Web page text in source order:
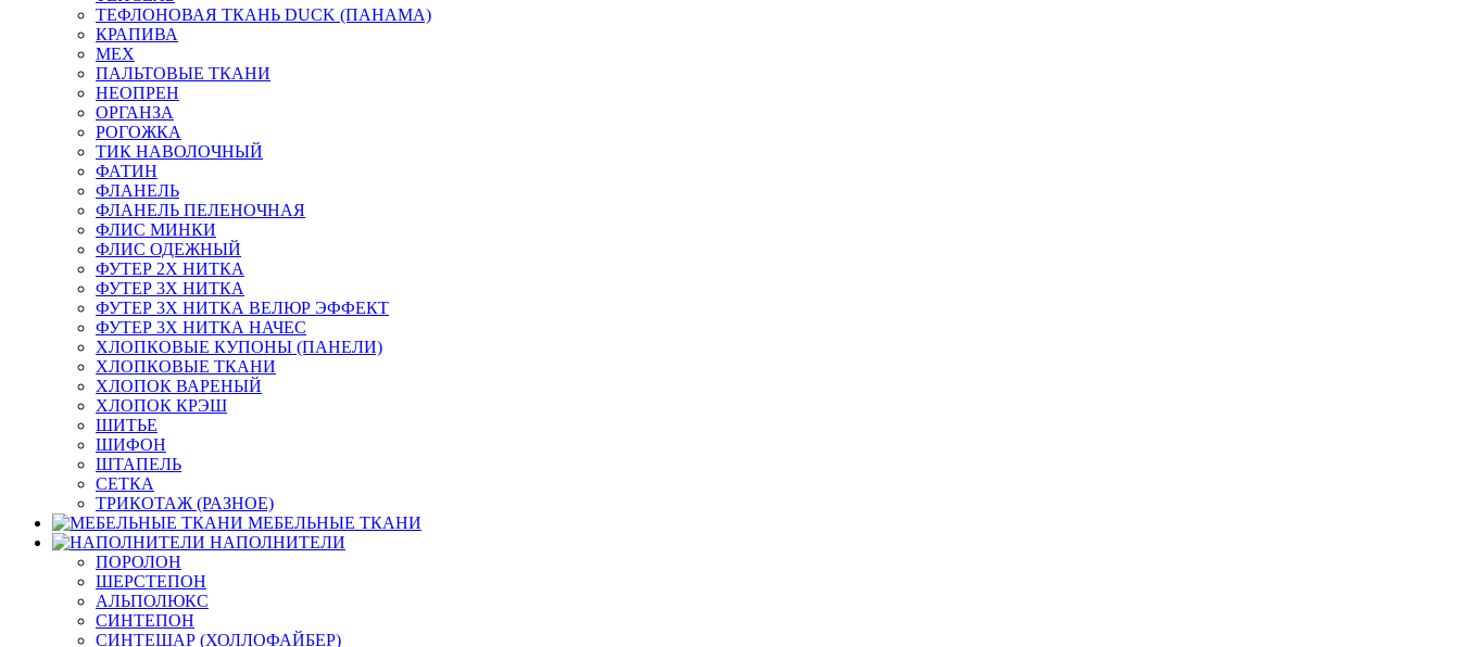
ТЕФЛОНОВАЯ ТКАНЬ DUCK (ПАНАМА)
КРАПИВА
МЕХ
ПАЛЬТОВЫЕ ТКАНИ
НЕОПРЕН
ОРГАНЗА
РОГОЖКА
ТИК НАВОЛОЧНЫЙ
ФАТИН
ФЛАНЕЛЬ
ФЛАНЕЛЬ ПЕЛЕНОЧНАЯ
ФЛИС МИНКИ
ФЛИС ОДЕЖНЫЙ
ФУТЕР 2Х НИТКА
ФУТЕР 3Х НИТКА
ФУТЕР 3Х НИТКА ВЕЛЮР ЭФФЕКТ
ФУТЕР 3Х НИТКА НАЧЕС
ХЛОПКОВЫЕ КУПОНЫ (ПАНЕЛИ)
ХЛОПКОВЫЕ ТКАНИ
ХЛОПОК ВАРЕНЫЙ
ХЛОПОК КРЭШ
ШИТЬЕ
ШИФОН
ШТАПЕЛЬ
СЕТКА
ТРИКОТАЖ (РАЗНОЕ)
МЕБЕЛЬНЫЕ ТКАНИ
НАПОЛНИТЕЛИ
ПОРОЛОН
ШЕРСТЕПОН
АЛЬПОЛЮКС
СИНТЕПОН
СИНТЕШАР (ХОЛЛОФАЙБЕР)